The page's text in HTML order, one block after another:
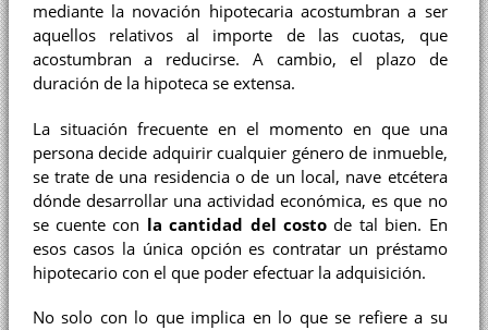
mediante la novación hipotecaria acostumbran a ser
aquellos relativos al importe de las cuotas, que
acostumbran a reducirse. A cambio, el plazo de
duración de la hipoteca se extensa.
La situación frecuente en el momento en que una
persona decide adquirir cualquier género de inmueble,
se trate de una residencia o de un local, nave etcétera
dónde desarrollar una actividad económica, es que no
se cuente con la cantidad del costode tal bien. En
esos casos la única opción es contratar un préstamo
hipotecario con el que poder efectuar la adquisición.
No solo con lo que implica en lo que se refiere a su